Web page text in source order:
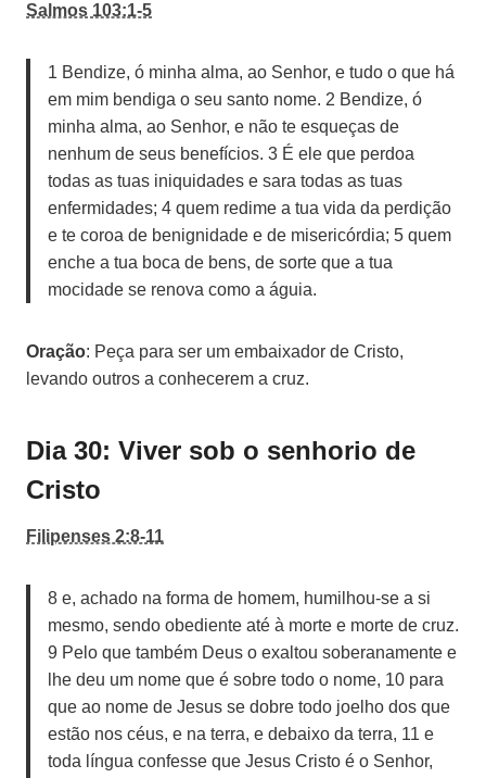
Salmos 103:1-5
1 Bendize, ó minha alma, ao Senhor, e tudo o que há
em mim bendiga o seu santo nome. 2 Bendize, ó
minha alma, ao Senhor, e não te esqueças de
nenhum de seus benefícios. 3 É ele que perdoa
todas as tuas iniquidades e sara todas as tuas
enfermidades; 4 quem redime a tua vida da perdição
e te coroa de benignidade e de misericórdia; 5 quem
enche a tua boca de bens, de sorte que a tua
mocidade se renova como a águia.
Oração: Peça para ser um embaixador de Cristo,
levando outros a conhecerem a cruz.
Dia 30: Viver sob o senhorio de
Cristo
Filipenses 2:8-11
8 e, achado na forma de homem, humilhou-se a si
mesmo, sendo obediente até à morte e morte de cruz.
9 Pelo que também Deus o exaltou soberanamente e
lhe deu um nome que é sobre todo o nome, 10 para
que ao nome de Jesus se dobre todo joelho dos que
estão nos céus, e na terra, e debaixo da terra, 11 e
toda língua confesse que Jesus Cristo é o Senhor,